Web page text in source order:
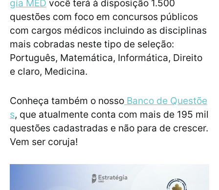
gia MED você terá à disposição 1.500
questões com foco em concursos públicos
com cargos médicos incluindo as disciplinas
mais cobradas neste tipo de seleção:
Português, Matemática, Informática, Direito
e claro, Medicina.
Conheça também o nosso Banco de Questõe
s, que atualmente conta com mais de 195 mil
questões cadastradas e não para de crescer.
Vem ser coruja!